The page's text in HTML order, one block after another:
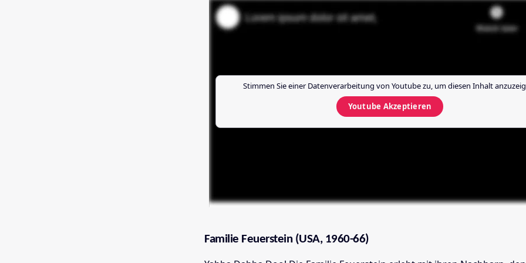
Stimmen Sie einer Datenverarbeitung von Youtubezu, um diesen Inhalt
Youtube Akzeptieren
Familie Feuerstein (USA, 1960-66)